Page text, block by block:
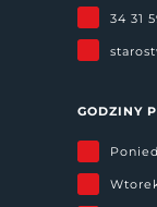
34 31
GODZINY